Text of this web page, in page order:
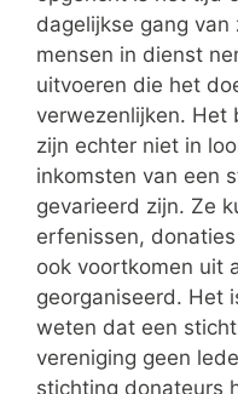
dagelijkse gang van
mensen in dienst
uitvoeren die het
verwezenlijken. Het
zijn echter niet in
inkomsten van een
gevarieerd zijn. Ze
erfenissen,
ook voortkomen uit
georganiseerd. Het
weten dat een
vereniging geen
stichting donateurs